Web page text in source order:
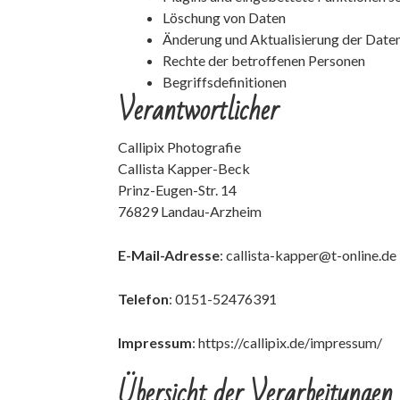
Löschung von Daten
Änderung und Aktualisierung der
Rechte der betroffenen Personen
Begriffsdefinitionen
Verantwortlicher
Callipix Photografie
Callista Kapper-Beck
Prinz-Eugen-Str. 14
76829 Landau-Arzheim
E-Mail-Adresse: callista-kapper@t-online.de
Telefon: 0151-52476391
Impressum: https://callipix.de/impressum/